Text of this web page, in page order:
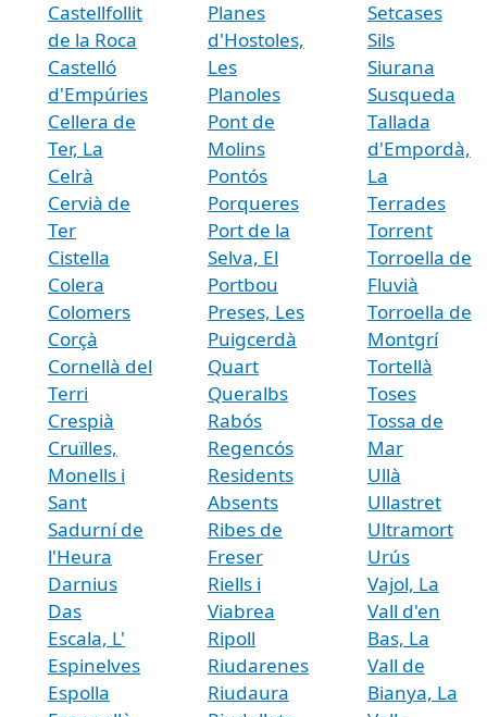
Castellfollit
de la Roca
Castelló
d'Empúries
Cellera de
Ter, La
Celrà
Cervià de
Ter
Cistella
Colera
Colomers
Corçà
Cornellà del
Terri
Crespià
Cruïlles,
Monells i
Sant
Sadurní de
l'Heura
Darnius
Das
Escala, L'
Espinelves
Espolla
Planes
d'Hostoles,
Les
Planoles
Pont de
Molins
Pontós
Porqueres
Port de la
Selva, El
Portbou
Preses, Les
Puigcerdà
Quart
Queralbs
Rabós
Regencós
Residents
Absents
Ribes de
Freser
Riells i
Viabrea
Ripoll
Riudarenes
Riudaura
Setcases
Sils
Siurana
Susqueda
Tallada
d'Empordà,
La
Terrades
Torrent
Torroella de
Fluvià
Torroella de
Montgrí
Tortellà
Toses
Tossa de
Mar
Ullà
Ullastret
Ultramort
Urús
Vajol, La
Vall d'en
Bas, La
Vall de
Bianya, La